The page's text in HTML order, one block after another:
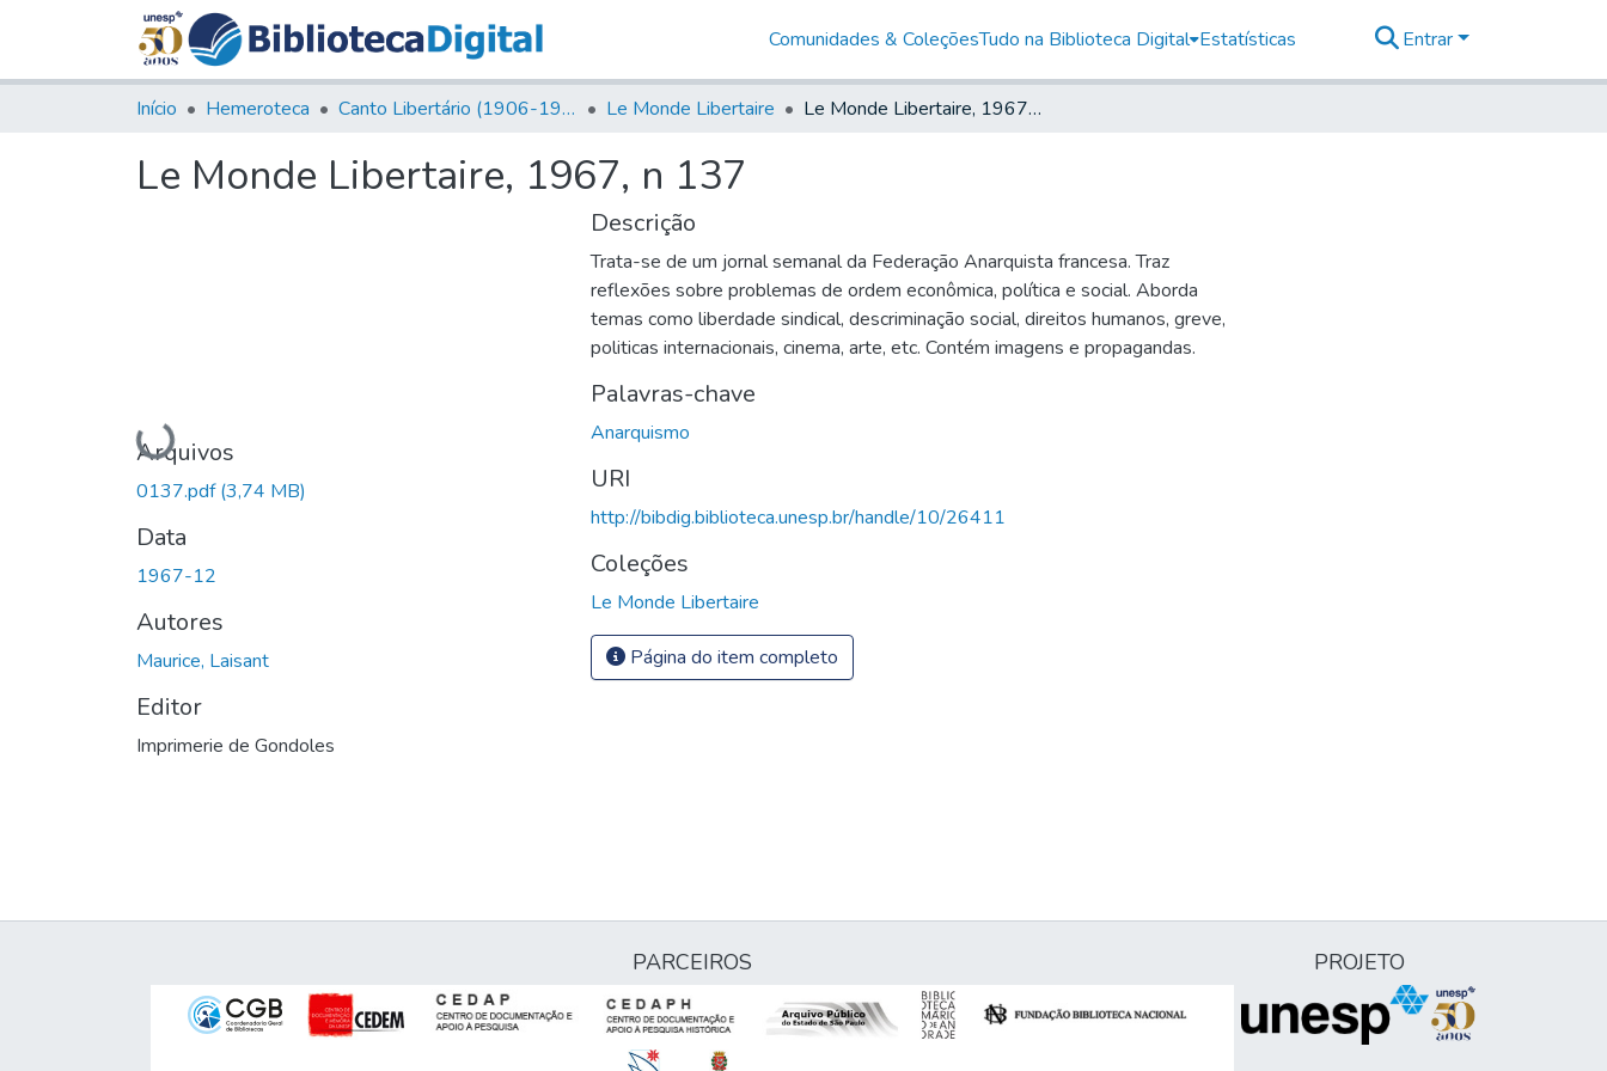
Comunidades & ColeçõesTudo na Biblioteca Digital Estatísticas Entrar
Início Hemeroteca Canto Libertário (1906-1995) Le Monde Libertaire Le Monde Libertaire, 1967, n 137
Le Monde Libertaire, 1967, n 137
Carregando...
Arquivos
0137.pdf(3,74 MB)
Data
1967-12
Autores
Maurice, Laisant
Editor
Imprimerie de Gondoles
Descrição
Trata-se de um jornal semanal da Federação Anarquista francesa. Traz
reflexões sobre problemas de ordem econômica, política e social. Aborda
temas como liberdade sindical, descriminação social, direitos humanos, greve,
politicas internacionais, cinema, arte, etc. Contém imagens e propagandas.
Palavras-chave
Anarquismo
URI
http://bibdig.biblioteca.unesp.br/handle/10/26411
Coleções
Le Monde Libertaire
Página do item completo
PARCEIROS PROJETO